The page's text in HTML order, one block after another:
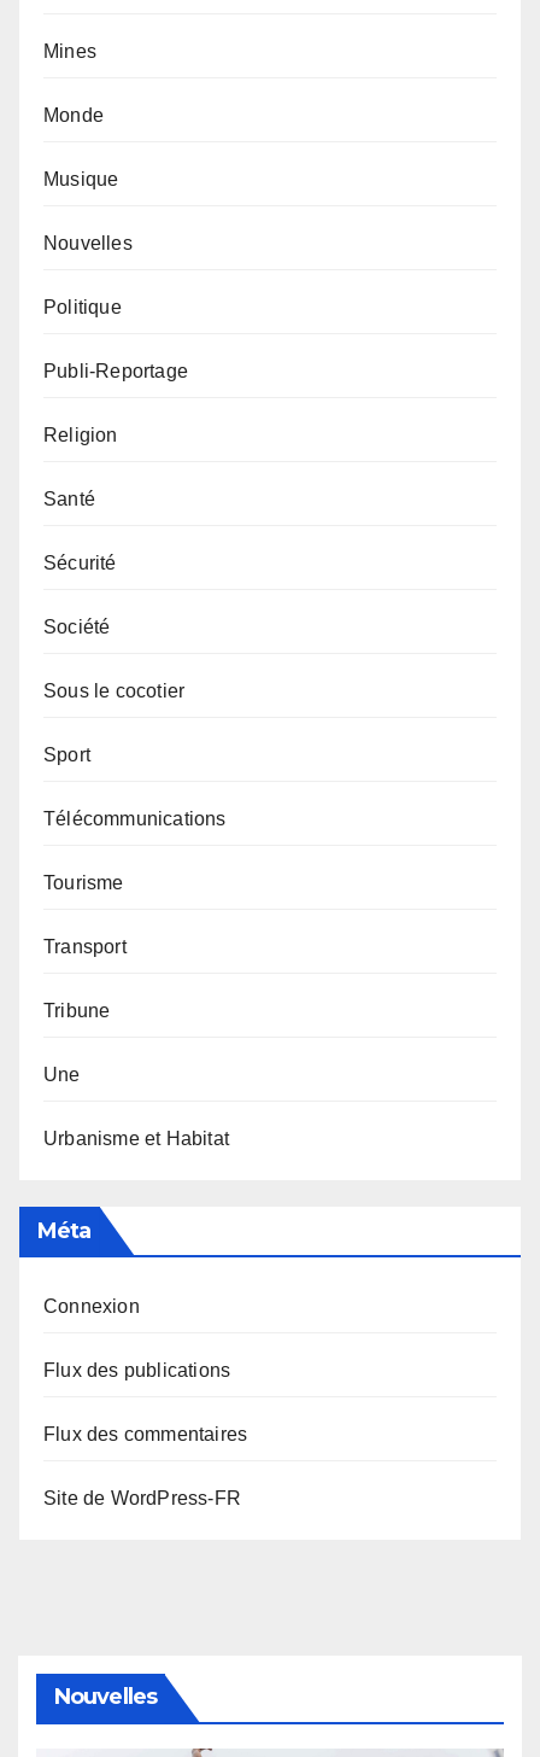
Mines
Monde
Musique
Nouvelles
Politique
Publi-Reportage
Religion
Santé
Sécurité
Société
Sous le cocotier
Sport
Télécommunications
Tourisme
Transport
Tribune
Une
Urbanisme et Habitat
Méta
Connexion
Flux des publications
Flux des commentaires
Site de WordPress-FR
Nouvelles